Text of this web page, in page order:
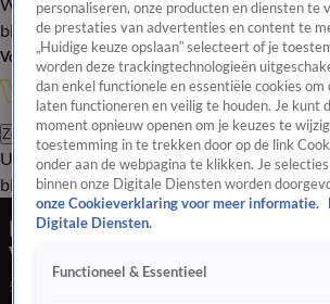
bijwonenPodcastShopVeelgestelde vragen
Volg Vandaag Inside
Zoeken
UitzendingenVandaag InsideDe
bijwonen
René van der Gijp vraagt Olav
Verstappen als de beste coureur
5 mrt 2026, 22:51
personaliseren, onze producten en diensten te
de prestaties van advertenties en content te
„Huidige keuze opslaan” selecteert of je
worden deze trackingtechnologieën
dan enkel functionele en essentiële cookies
laten functioneren en veilig te houden. Je kunt
moment opnieuw openen om je keuzes te
toestemming in te trekken door op de link
onder aan de webpagina te klikken. Je selecties
binnen onze Digitale Diensten worden
onze Cookieverklaring voor meer informatie.
Digitale Diensten.
Functioneel & Essentieel